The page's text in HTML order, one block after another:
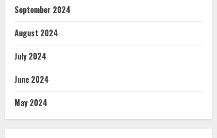
September 2024
August 2024
July 2024
June 2024
May 2024